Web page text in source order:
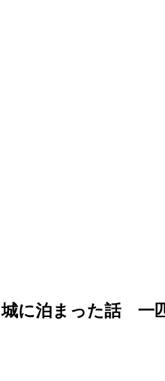
城に泊まった話 一